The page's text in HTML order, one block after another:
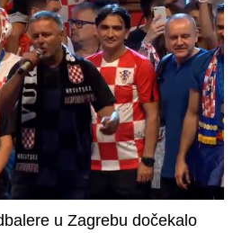
u Zagrebu dočekalo